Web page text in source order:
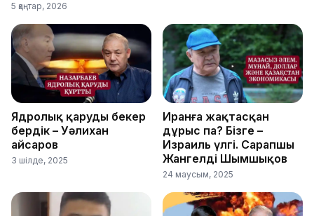
5 қаңтар, 2026
Ядролық қаруды бекер
бердік – Уәлихан
Қайсаров
3 шілде, 2025
Иранға жақтасқан
дұрыс па? Бізге –
Израиль үлгі. Сарапшы
Жангелді Шымшықов
24 маусым, 2025